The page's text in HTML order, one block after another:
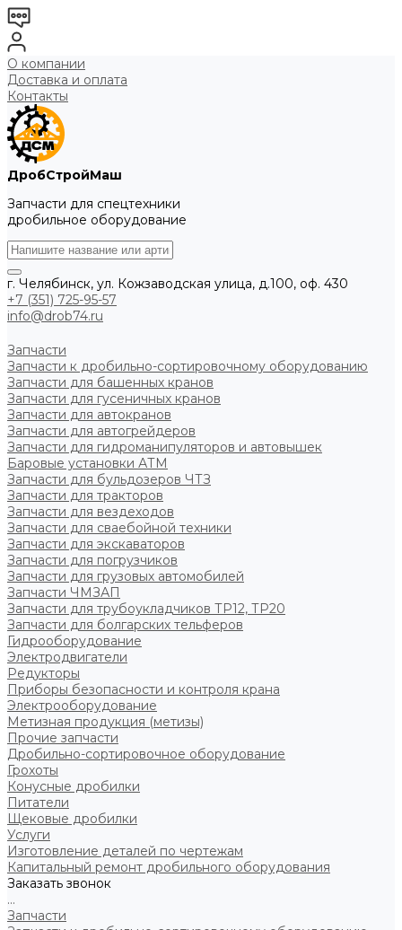
О компании
Доставка и оплата
Контакты
ДробСтройМаш
Запчасти для спецтехники
дробильное оборудование
г. Челябинск, ул. Кожзаводская улица, д.100, оф. 430
+7 (351) 725-95-57
info@drob74.ru
Запчасти
Запчасти к дробильно-сортировочному оборудованию
Запчасти для башенных кранов
Запчасти для гусеничных кранов
Запчасти для автокранов
Запчасти для автогрейдеров
Запчасти для гидроманипуляторов и автовышек
Баровые установки АТМ
Запчасти для бульдозеров ЧТЗ
Запчасти для тракторов
Запчасти для вездеходов
Запчасти для сваебойной техники
Запчасти для экскаваторов
Запчасти для погрузчиков
Запчасти для грузовых автомобилей
Запчасти ЧМЗАП
Запчасти для трубоукладчиков ТР12, ТР20
Запчасти для болгарских тельферов
Гидрооборудование
Электродвигатели
Редукторы
Приборы безопасности и контроля крана
Электрооборудование
Метизная продукция (метизы)
Прочие запчасти
Дробильно-сортировочное оборудование
Грохоты
Конусные дробилки
Питатели
Щековые дробилки
Услуги
Изготовление деталей по чертежам
Капитальный ремонт дробильного оборудования
Заказать звонок
...
Запчасти